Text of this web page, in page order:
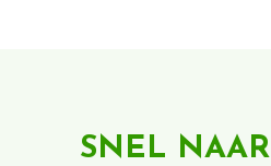
SNEL NAAR